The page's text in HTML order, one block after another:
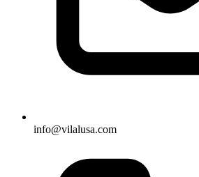
info@vilalusa.com